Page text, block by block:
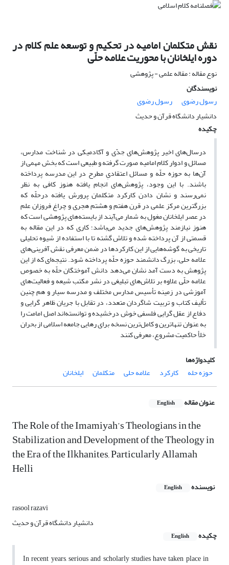
نقش متکلمان امامیه در تحکیم و توسعه علم کلام در
دوره ایلخانان با محوریت علامه حلّی
نوع مقاله : مقاله علمی - پژوهشی
نویسندگان
رسول رضوی
رسول رضوی
دانشیار دانشگاه قرآن و حدیث
چکیده
درسال‌های اخیر پژوهش‌های جدّی و آکادمیکی در شناخت مدارس،
مسائل و ادوار کلام امامیه صورت گرفته و طبیعی است که بخش مهمی از
آن‌ها به حوزه حلّه و مسائل اعتقادیِ مطرح در این مدرسه پرداخته
باشند. با این وجود، پژوهش‌های انجام یافته هنوز کافی به نظر
نمی‌رسند و نشان دادن کارکرد متکلمان پرورش یافته درحلّه که
بزرگترین مرکز علمی در قرن هفتم و هشتم هجری و چراغ فروزان علم
در عصر ایلخانان مغول به شمار می‌آیند از بایسته‌های پژوهشی است که
هنوز نیازمند پژوهش‌های جدید می‌باشد؛ کاری که در این مقاله به
قسمتی از آن پرداخته شده و تلاش گشته تا با استفاده از شیوه تحلیلی
تاریخی به گوشه‌هایی از این کارکردها در ضمن معرفی نقش آفرینی‌های
علامه حلی، بزرگ دانشمند حوزه حلّه پرداخته شود. نتیجه‌ای که از این
پژوهش به دست آمد نشان می‌دهد دانش آموختگان حلّه به خصوص
علامه حلّی علاوه بر تلاش‌های تبلیغی در نشر مکتب شیعه و فعالیت‌های
آموزشی در زمینه تأسیس مدارس مختلف و مدرسه سیار و هم چنین
تألیف کتاب و تربیت شاگردان متعدد، در تقابل با جریان ظاهر گرایی و
دفاع از عقل گرایی فلسفی خوش درخشیده و توانسته‌اند اصل امامت را
به عنوان تنهاترین و کامل‌ترین نسخه برای رهایی جامعه اسلامی از بحران
خلأ حاکمیت مشروع، معرفی کنند
کلیدواژه‌ها
حوزه حله
کارکرد علامه حلی متکلمان ایلخانان
عنوان مقاله English
The Role of the Imamiyah’s Theologians in the
Stabilization and Development of the Theology in
the Era of the Ilkhanites, Particularly Allamah
Helli
نویسنده English
rasool razavi
دانشیار دانشگاه قرآن و حدیث
چکیده
English
In recent years, serious and scholarly studies have taken place in